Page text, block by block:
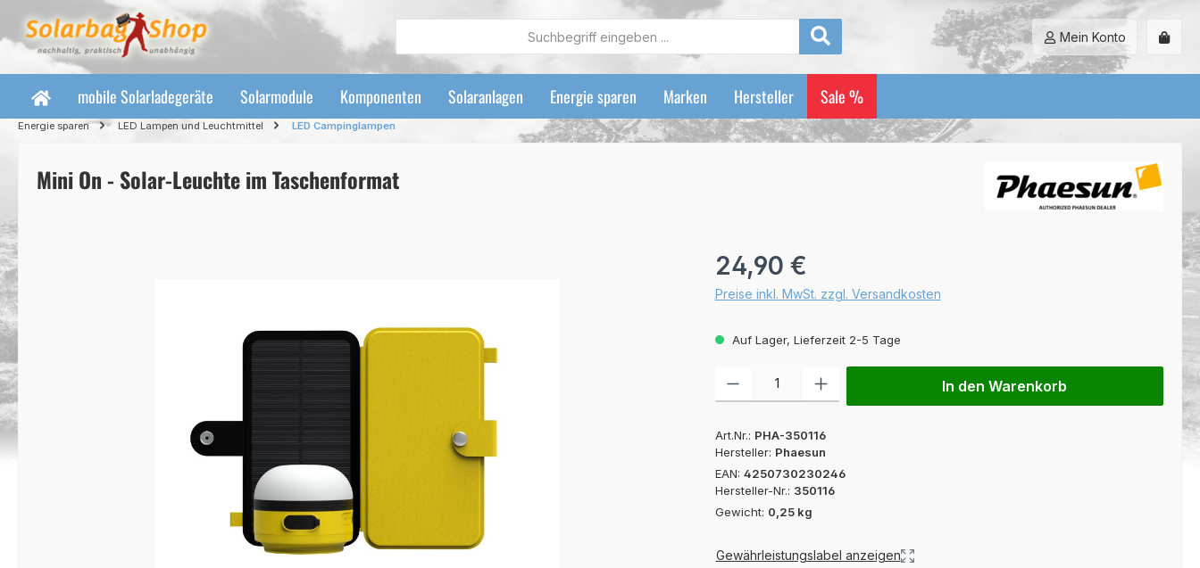
Hauptinhalt springen
Zur Suche springen
Zur Hauptnavigation springen
Mein Konto
mobile Solarladegeräte Solarmodule Komponenten Solaranlagen Energie sparen Marken Hersteller Sale %
Energie sparen LED Lampen und Leuchtmittel LED Campinglampen
Mini On - Solar-Leuchte im Taschenformat
Regulärer Preis:
24,90 €
Preise inkl. MwSt. zzgl. Versandkosten
Auf Lager, Lieferzeit 2-5 Tage
Produkt Anzahl: Gib den gewünschten Wert ein oder benutze die Schaltflächen
In den Warenkorb
Art.Nr.: PHA-350116
Hersteller: Phaesun
EAN: 4250730230246
Hersteller-Nr.: 350116
Gewicht: 0,25 kg
Gewährleistungslabel anzeigen